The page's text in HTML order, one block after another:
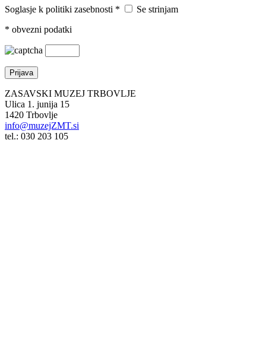
Soglasje k politiki zasebnosti *
Se strinjam
* obvezni podatki
ZASAVSKI MUZEJ TRBOVLJE
Ulica 1. junija 15
1420 Trbovlje
info@muzejZMT.si
tel.: 030 203 105